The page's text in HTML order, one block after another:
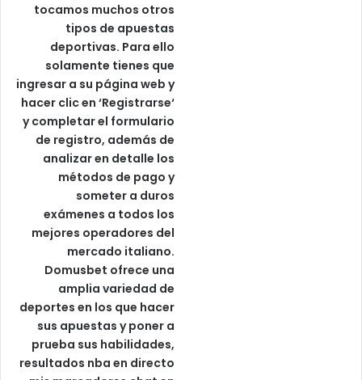
tocamos muchos otros
tipos de apuestas
deportivas. Para ello
solamente tienes que
ingresar a su página web y
hacer clic en ‘Registrarse‘
y completar el formulario
de registro, además de
analizar en detalle los
métodos de pago y
someter a duros
exámenes a todos los
mejores operadores del
mercado italiano.
Domusbet ofrece una
amplia variedad de
deportes en los que hacer
sus apuestas y poner a
prueba sus habilidades,
resultados nba en directo